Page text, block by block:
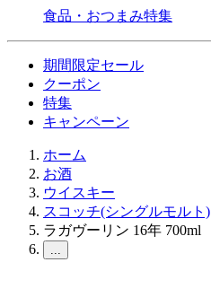
食品・おつまみ特集
期間限定セール
クーポン
特集
キャンペーン
ホーム
お酒
ウイスキー
スコッチ(シングルモルト)
ラガヴーリン 16年 700ml
...